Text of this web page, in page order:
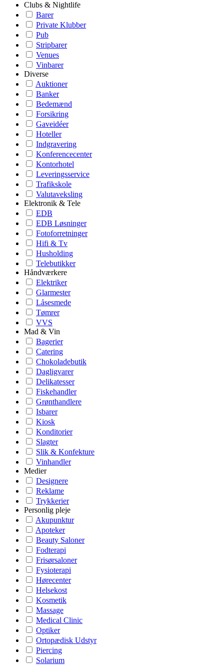
Clubs & Nightlife
Barer
Private Klubber
Pub
Stripbarer
Venues
Vinbarer
Diverse
Auktioner
Banker
Bedemænd
Forsikring
Gaveidéer
Hoteller
Indgravering
Konferencecenter
Kontorhotel
Leveringsservice
Trafikskole
Valutaveksling
Elektronik & Tele
EDB
EDB Løsninger
Fotoforretninger
Hifi & Tv
Husholding
Telebutikker
Håndværkere
Elektriker
Glarmester
Låsesmede
Tømrer
VVS
Mad & Vin
Bagerier
Catering
Chokoladebutik
Dagligvarer
Delikatesser
Fiskehandler
Grønthandlere
Isbarer
Kiosk
Konditorier
Slagter
Slik & Konfekture
Vinhandler
Medier
Designere
Reklame
Trykkerier
Personlig pleje
Akupunktur
Apoteker
Beauty Saloner
Fodterapi
Frisørsaloner
Fysioterapi
Hørecenter
Helsekost
Kosmetik
Massage
Medical Clinic
Optiker
Ortopædisk Udstyr
Piercing
Solarium